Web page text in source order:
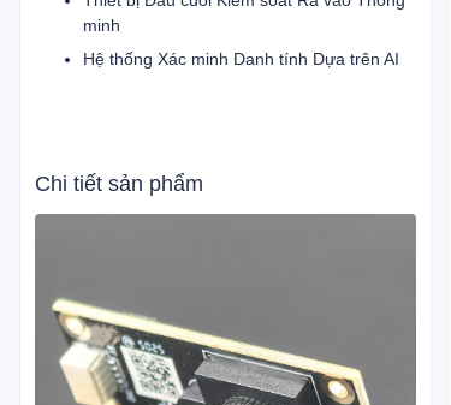
minh
Hệ thống Xác minh Danh tính Dựa trên AI
Chi tiết sản phẩm